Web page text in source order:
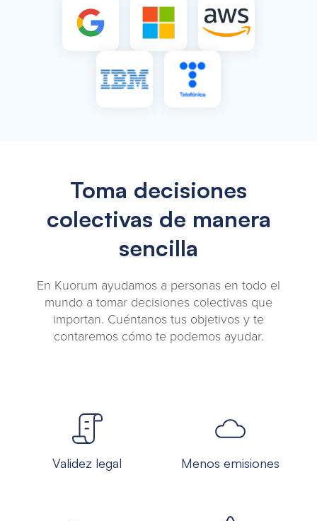
Toma decisiones
colectivas de manera
sencilla
En Kuorum ayudamos a personas en todo el
mundo a tomar decisiones colectivas que
importan. Cuéntanos tus objetivos y te
contaremos cómo te podemos ayudar.
Validez legal Menos emisiones